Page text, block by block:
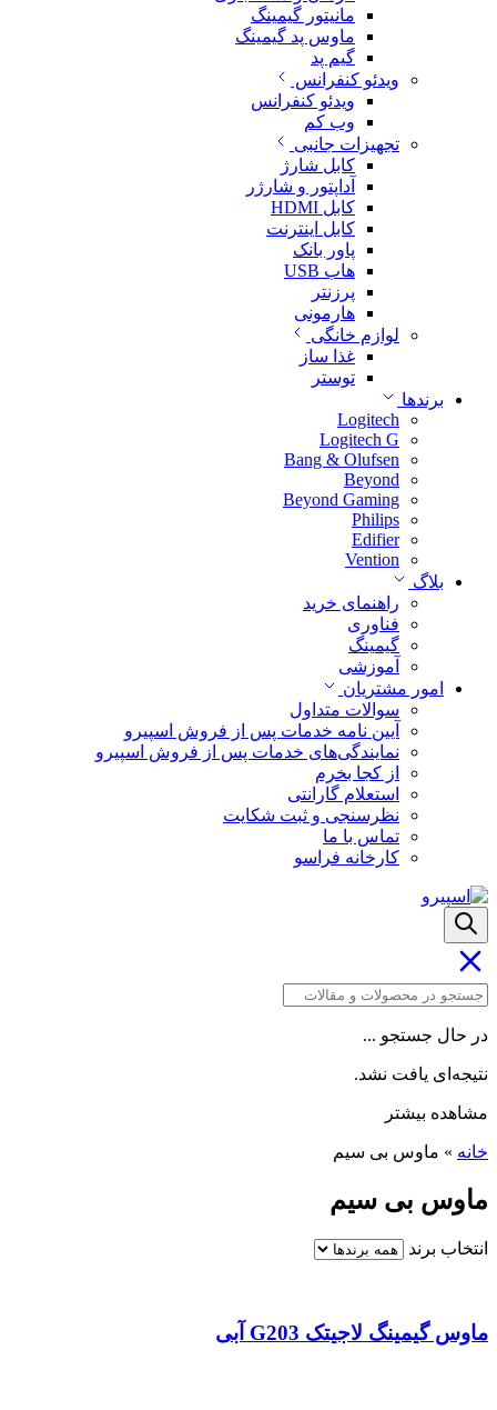
مانیتور گیمینگ
ماوس پد گیمینگ
گیم پد
ویدئو کنفرانس
ویدئو کنفرانس
وب کم
تجهیزات جانبی
کابل شارژ
آداپتور و شارژر
کابل HDMI
کابل اینترنت
پاور بانک
هاب USB
پرزنتر
هارمونی
لوازم خانگی
غذا ساز
توستر
برندها
Logitech
Logitech G
Bang & Olufsen
Beyond
Beyond Gaming
Philips
Edifier
Vention
بلاگ
راهنمای خرید
فناوری
گیمینگ
آموزشی
امور مشتریان
سوالات متداول
آیین نامه خدمات پس از فروش اسپیرو
نمایندگی‌های خدمات پس از فروش اسپیرو
از کجا بخرم
استعلام گارانتی
نظرسنجی و ثبت شکایت
تماس با ما
کارخانه فراسو
در حال جستجو ...
نتیجه‌ای یافت نشد.
مشاهده بیشتر
خانه » ماوس بی سیم
ماوس بی سیم
انتخاب برند
ماوس گیمینگ لاجیتک G203 آبی